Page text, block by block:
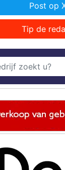
Post op
Tip de